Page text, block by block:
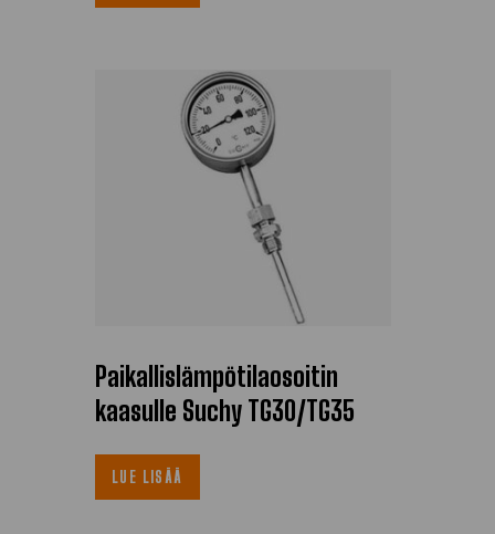
Paikallislämpötilaosoitin
kaasulle Suchy TG30/TG35
LUE LISÄÄ